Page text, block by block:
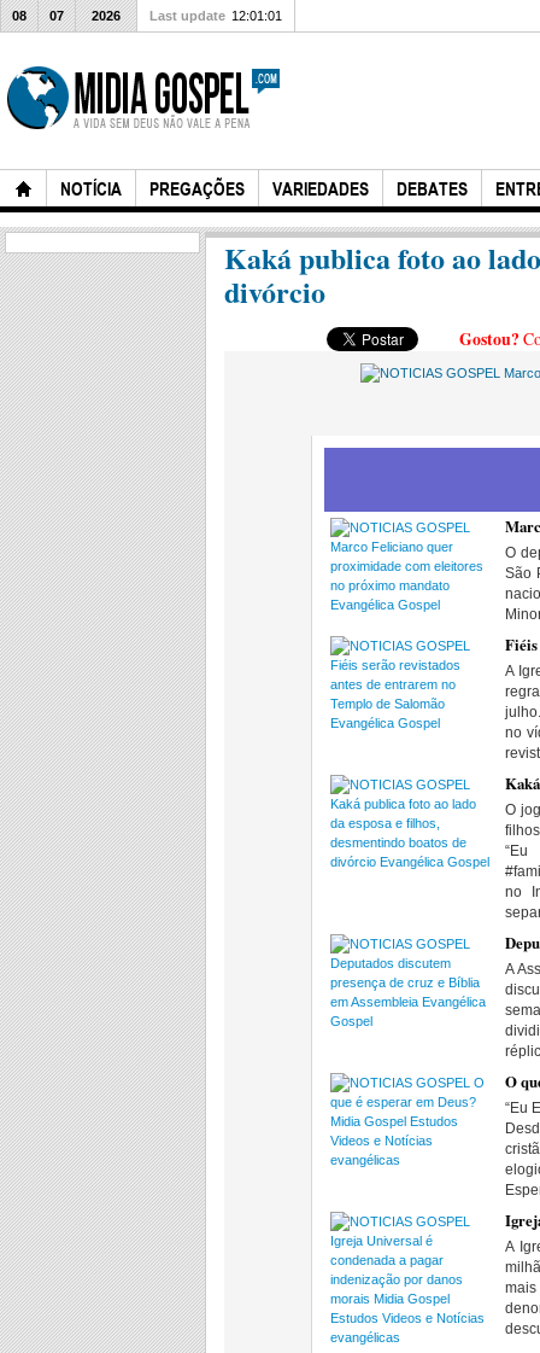
NOTÍCIA PREGAÇÕES VARIEDADES DEBATES
08 07 2026 Last update 12:01:01
Kaká publica foto ao
divórcio
Gostou?
O
São
A
no
O
no
A
O
“Eu
A